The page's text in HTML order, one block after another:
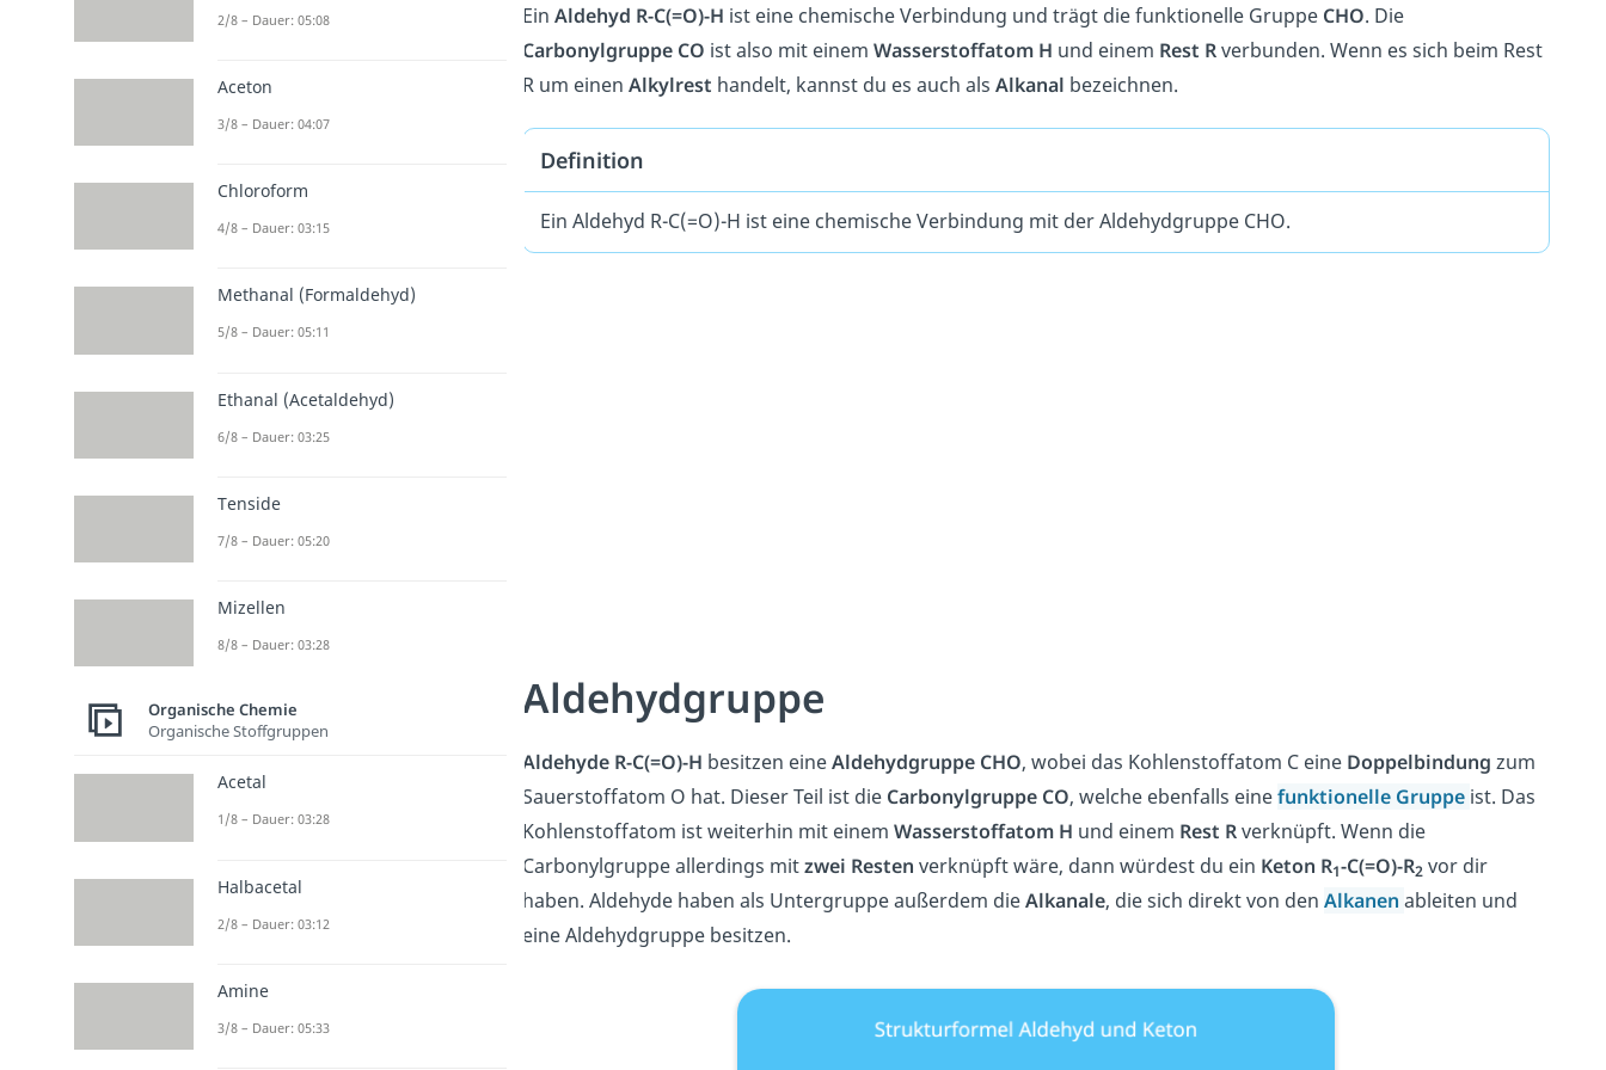
Ein Aldehyd R-C(=O)-H ist eine chemische Verbindung und trägt die funktionelle Gruppe CHO. Die
Carbonylgruppe CO ist also mit einem Wasserstoffatom H und einem Rest Rverbunden. Wenn es sich beim Rest
R um einen Alkylrest handelt, kannst du es auch als Alkanal bezeichnen.
Definition
Ein Aldehyd R-C(=O)-H ist eine chemische Verbindung mit der Aldehydgruppe CHO.
Aldehydgruppe
Aldehyde R-C(=O)-H besitzen eineAldehydgruppe CHO, wobei das Kohlenstoffatom C eine Doppelbindung zum
Sauerstoffatom O hat. Dieser Teil ist die Carbonylgruppe CO, welche ebenfalls einefunktionelle Gruppe ist. Das
Kohlenstoffatom ist weiterhin mit einem Wasserstoffatom H und einem Rest Rverknüpft. Wenn die
Carbonylgruppe allerdings mitzwei Resten verknüpft wäre, dann würdest du ein Keton R1-C(=O)-R2 vor dir
haben. Aldehyde haben als Untergruppe außerdem dieAlkanale, die sich direkt von den Alkanen ableiten und
eine Aldehydgruppe besitzen.
2/8 – Dauer: 05:08
Aceton
3/8 – Dauer: 04:07
Chloroform
4/8 – Dauer: 03:15
Methanal (Formaldehyd)
5/8 – Dauer: 05:11
Ethanal (Acetaldehyd)
6/8 – Dauer: 03:25
Tenside
7/8 – Dauer: 05:20
Mizellen
8/8 – Dauer: 03:28
Organische Chemie
Organische Stoffgruppen
Acetal
1/8 – Dauer: 03:28
Halbacetal
2/8 – Dauer: 03:12
Amine
3/8 – Dauer: 05:33